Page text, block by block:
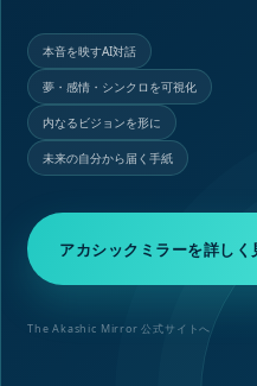
本音を映すAI対話
夢・感情・シンクロを可視化
内なるビジョンを形に
未来の自分から届く手紙
アカシックミラーを詳しく
The Akashic Mirror 公式サイトへ